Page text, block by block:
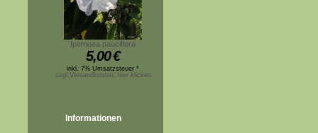
Ipomoea pauciflora
5,00€
inkl. 7% Umsatzsteuer *
zzgl.Versandkosten, hier klicken
Informationen